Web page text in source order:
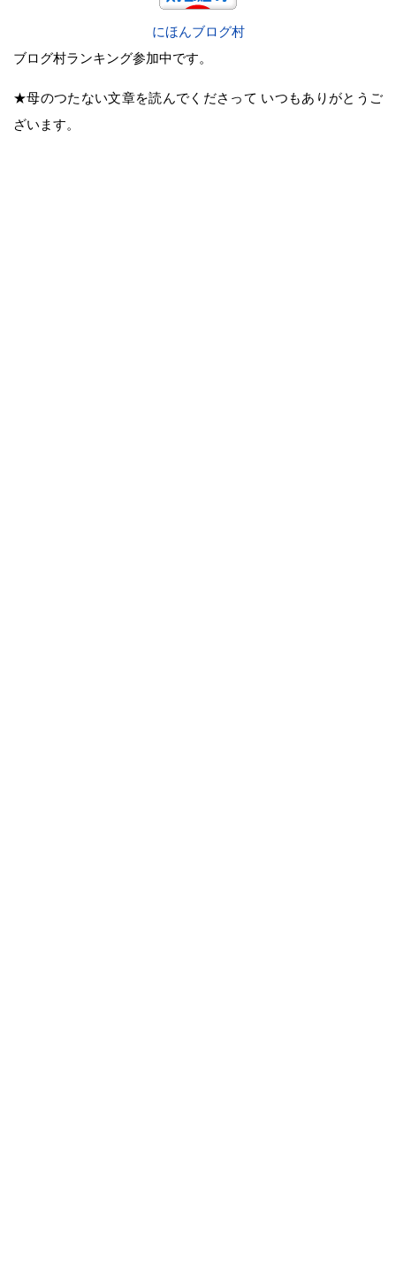
にほんブログ村
ブログ村ランキング参加中です。
★母のつたない文章を読んでくださって いつもありがとうご
ざいます。